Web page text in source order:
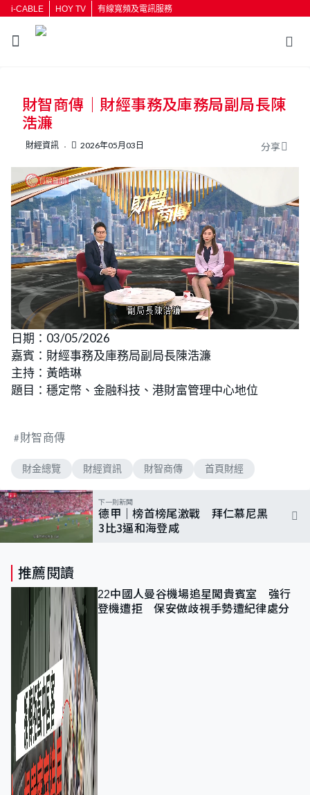
i-CABLE HOY TV 有線寬頻及電訊服務
按輸入鍵開始搜尋
財智商傳｜財經事務及庫務局副局長陳
浩濂
財經資訊 2026年05月03日 分享
n
m
t
e
L
o
a
d
e
d
.
2
日期：03/05/2026
嘉賓：財經事務及庫務局副局長陳浩濂
主持：黃皓琳
題目：穩定幣、金融科技、港財富管理中心地位
財智商傳
財金總覽 財經資訊 財智商傳 首頁財經
下一則新聞
德甲｜榜首榜尾激戰 拜仁慕尼黑
3比3逼和海登咸
推薦閱讀
22中國人曼谷機場追星闖貴賓室 強行
登機遭拒 保安做歧視手勢遭紀律處分